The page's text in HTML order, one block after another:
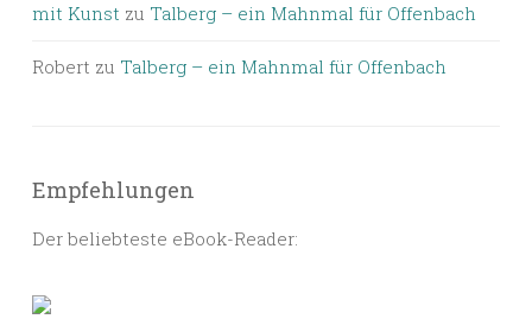
mit Kunst zu Talberg – ein Mahnmal für Offenbach
Robert zu Talberg – ein Mahnmal für Offenbach
Empfehlungen
Der beliebteste eBook-Reader: